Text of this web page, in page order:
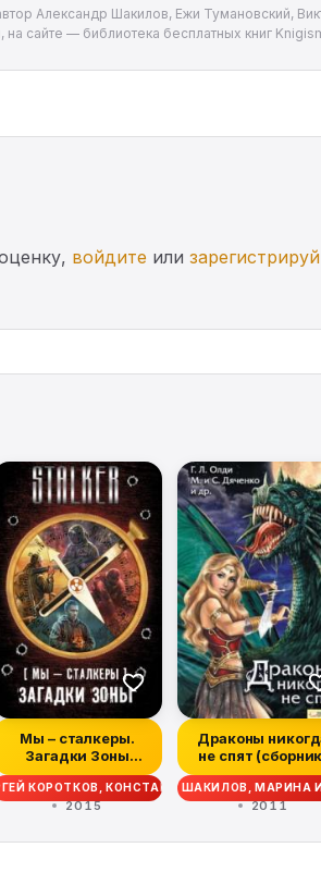
Александр Шакилов, Ежи Тумановский,
сайте — библиотека бесплатных книг
войдите или
Мы – сталкеры.
Загадки Зоны
(сборник)
КОРОТКОВ, КОНСТАНТИН СКУРАТОВ,
2015
Драконы
не спят
ОЛДИ, АЛЕКСАНДР ШАКИЛОВ,
2011